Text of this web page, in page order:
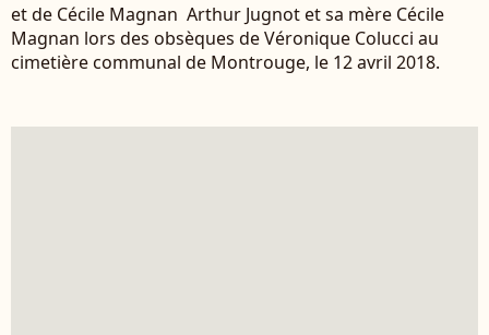
et de Cécile Magnan Arthur Jugnot et sa mère Cécile
Magnan lors des obsèques de Véronique Colucci au
cimetière communal de Montrouge, le 12 avril 2018.